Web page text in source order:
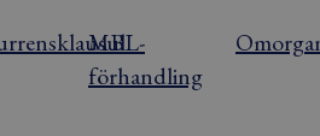
MBL-
förhandling